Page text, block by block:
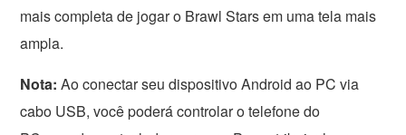
mais completa de jogar o Brawl Stars em uma tela mais
ampla.
Nota: Ao conectar seu dispositivo Android ao PC via
cabo USB, você poderá controlar o telefone do